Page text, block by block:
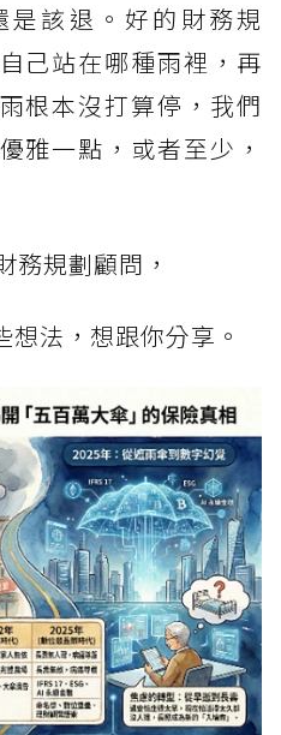
該退。好的財務規
己站在哪種雨裡，再
根本沒打算停，我們
雅一點，或者至少，
務規劃顧問，
法，想跟你分享。